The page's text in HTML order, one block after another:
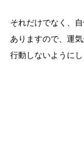
それだけでなく、
ありますので、運
行動しないようにし